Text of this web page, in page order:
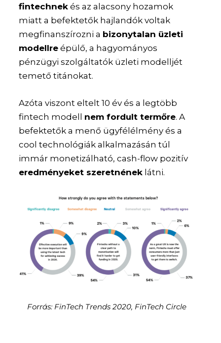
fintechnek és az alacsony hozamok
miatt a befektetők hajlandók voltak
megfinanszírozni a bizonytalan üzleti
modellre épülő, a hagyományos
pénzügyi szolgáltatók üzleti modelljét
temető titánokat.
Azóta viszont eltelt 10 év és a legtöbb
fintech modell nem fordult termőre. A
befektetők a menő ügyfélélmény és a
cool technológiák alkalmazásán túl
immár monetizálható, cash-flow pozitív
eredményeket szeretnének látni.
Forrás: FinTech Trends 2020, FinTech Circle